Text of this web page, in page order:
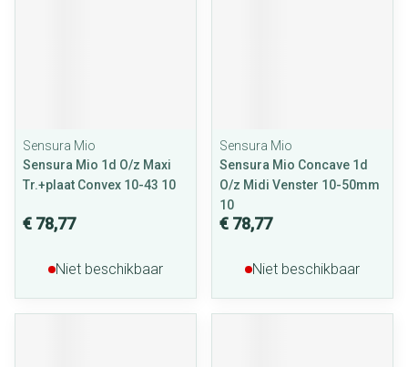
Sensura Mio
Sensura Mio 1d O/z Maxi
Tr.+plaat Convex 10-43 10
€ 78,77
Niet beschikbaar
Sensura Mio
Sensura Mio Concave 1d
O/z Midi Venster 10-50mm
10
€ 78,77
Niet beschikbaar